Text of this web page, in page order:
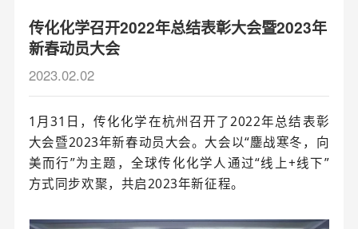
传化化学召开2022年总结表彰大会暨2023年
新春动员大会
2023.02.02
1月31日，传化化学在杭州召开了2022年总结表彰
大会暨2023年新春动员大会。大会以“鏖战寒冬，向
美而行”为主题，全球传化化学人通过“线上+线下”
方式同步欢聚，共启2023年新征程。